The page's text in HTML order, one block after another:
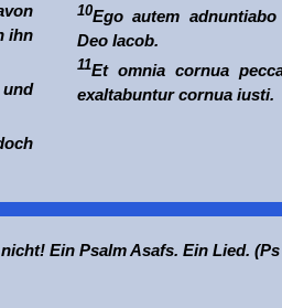
ihn
10Ego autem
Deo Iacob.
11Et omnia cornua
exaltabuntur cornua iusti.
Ein Psalm Asafs. Ein Lied. (Ps